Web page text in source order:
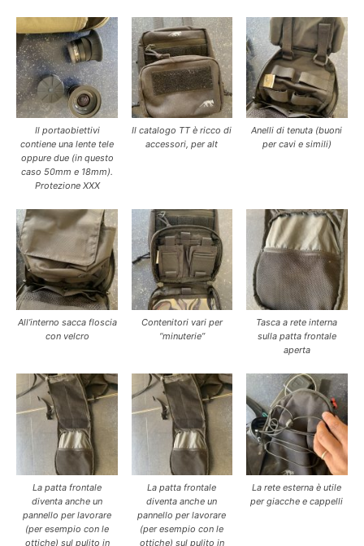
Il portaobiettivi
contiene una lente tele
oppure due (in questo
caso 50mm e 18mm).
Protezione XXX
Il catalogo TT è ricco di
accessori, per alt
Anelli di tenuta (buoni
per cavi e simili)
All’interno sacca floscia
con velcro
Contenitori vari per
“minuterie”
Tasca a rete interna
sulla patta frontale
aperta
La patta frontale
diventa anche un
pannello per lavorare
(per esempio con le
ottiche) sul pulito in
La patta frontale
diventa anche un
pannello per lavorare
(per esempio con le
ottiche) sul pulito in
La rete esterna è utile
per giacche e cappelli